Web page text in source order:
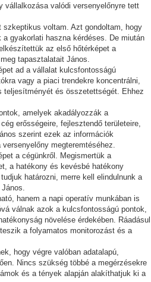
vállalkozása valódi versenyelőnyre tett
voltam. Azt gondoltam, hogy
gyakorlati haszna kérdéses. De miután
az első hőtérképet a
tapasztalatait János.
ad a vállalat kulcsfontosságú
vagy a piaci trendekre koncentrálni,
teljesítményét és összetettségét. Ehhez
amelyek akadályozzák a
erősségeire, fejlesztendő területeire,
szerint ezek az információk
megteremtéséhez.
a cégünkről. Megismertük a
a hatékony és kevésbé hatékony
határozni, merre kell elindulnunk a
hanem a napi operatív munkában is
válnak azok a kulcsfontosságú pontok,
növelése érdekében. Ráadásul
a folyamatos monitorozást és a
hogy végre valóban adatalapú,
Nincs szükség többé a megérzésekre
és a tények alapján alakíthatjuk ki a